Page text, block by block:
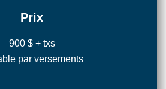
Prix
900 $ + txs
par versements